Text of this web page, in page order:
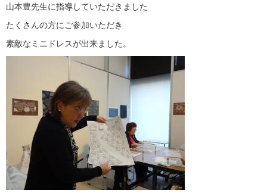
山本豊先生に指導していただきました
たくさんの方にご参加いただき
素敵なミニドレスが出来ました。